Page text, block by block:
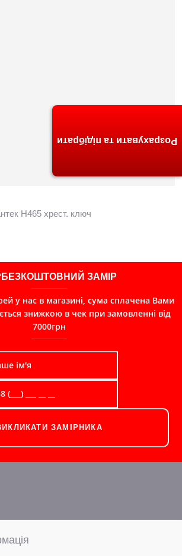
Н465 хрест. ключ
ЗАМІР
у нас в магазині, сума сплачена Вами
знижкою в чек при замовленні від
7000грн
ЗАМІРНИКА
Розрахувати та підібрати